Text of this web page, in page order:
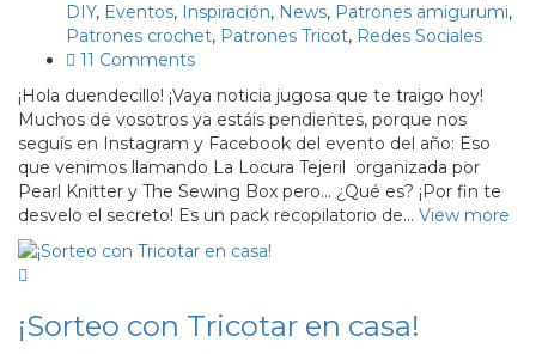
DIY, Eventos, Inspiración, News, Patrones amigurumi,
Patrones crochet, Patrones Tricot, Redes Sociales
11 Comments
¡Hola duendecillo! ¡Vaya noticia jugosa que te traigo hoy!
Muchos de vosotros ya estáis pendientes, porque nos
seguís en Instagram y Facebook del evento del año: Eso
que venimos llamando La Locura Tejeril organizada por
Pearl Knitter y The Sewing Box pero… ¿Qué es? ¡Por fin te
desvelo el secreto! Es un pack recopilatorio de… View more
¡Sorteo con Tricotar en casa!